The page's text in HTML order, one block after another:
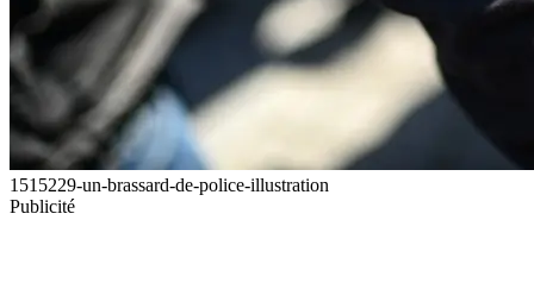
1515229-un-brassard-de-police-illustration
Publicité